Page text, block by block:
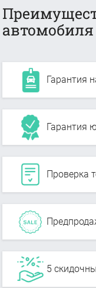
автомобиля
Гарантия
Гарантия
Проверка
5